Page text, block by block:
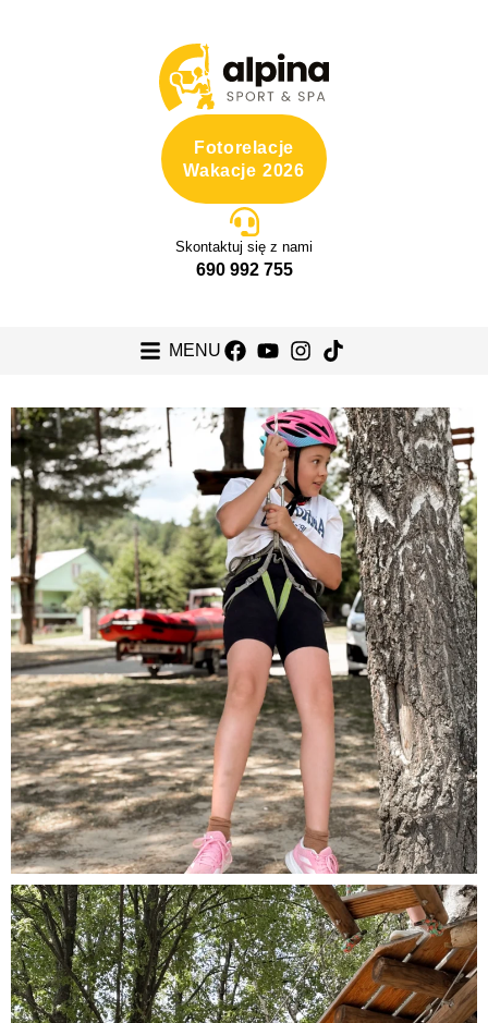
Fotorelacje
Wakacje 2026
Skontaktuj się z nami
690 992 755
MENU